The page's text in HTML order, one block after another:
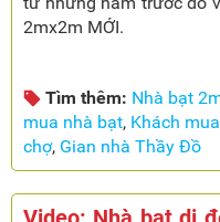
2mx2m MỚI.
Tìm thêm: Nhà bạt
mua nhà bạt, Khách
chợ, Gian nhà Thầy Đồ